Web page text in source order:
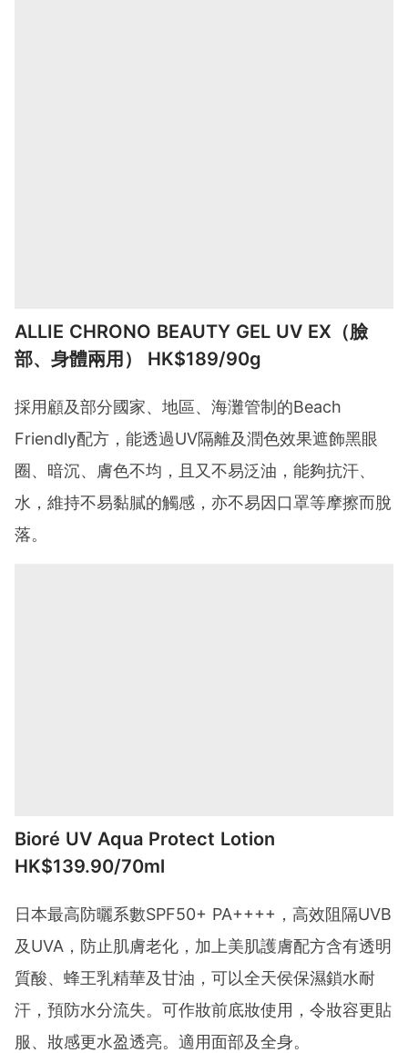
ALLIE CHRONO BEAUTY GEL UV EX（臉
部、身體兩用） HK$189/90g
採用顧及部分國家、地區、海灘管制的Beach
Friendly配方，能透過UV隔離及潤色效果遮飾黑眼
圈、暗沉、膚色不均，且又不易泛油，能夠抗汗、
水，維持不易黏膩的觸感，亦不易因口罩等摩擦而脫
落。
Bioré UV Aqua Protect Lotion
HK$139.90/70ml
日本最高防曬系數SPF50+ PA++++，高效阻隔UVB
及UVA，防止肌膚老化，加上美肌護膚配方含有透明
質酸、蜂王乳精華及甘油，可以全天侯保濕鎖水耐
汗，預防水分流失。可作妝前底妝使用，令妝容更貼
服、妝感更水盈透亮。適用面部及全身。